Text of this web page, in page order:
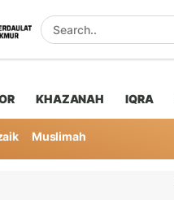
KHAZANAH IQRA
Muslimah